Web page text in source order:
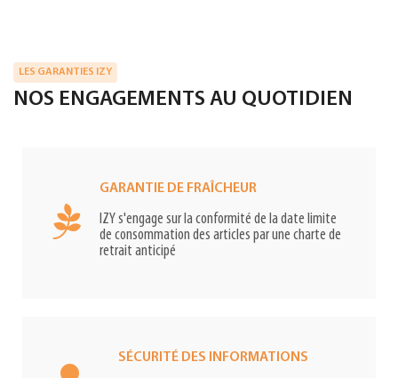
LES GARANTIES IZY
NOS ENGAGEMENTS AU QUOTIDIEN
GARANTIE DE FRAÎCHEUR
IZY s'engage sur la conformité de la date limite
de consommation des articles par une charte de
retrait anticipé
SÉCURITÉ DES INFORMATIONS